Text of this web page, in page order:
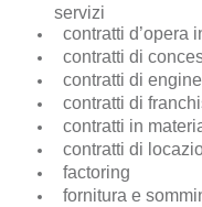
servizi
contratti d’opera
contratti di
contratti di
contratti di
contratti in
contratti di
factoring
fornitura e